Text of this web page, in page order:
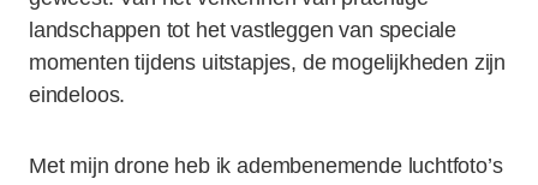
landschappen tot het vastleggen van speciale
momenten tijdens uitstapjes, de mogelijkheden zijn
eindeloos.
Met mijn drone heb ik adembenemende luchtfoto’s